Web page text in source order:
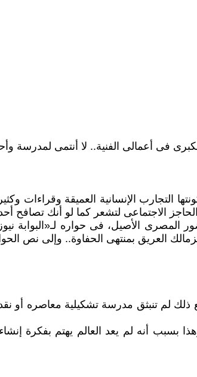
فى أعمالى الفنية.. لا أنتمى لمدرسة
التجارب الإنسانية العميقة وقراءات
الاجتماعى لتشعر كما لو أنك تصافح
المصرى الأصيل، فى حواره لـ«البوابة
العريق بمنتهى الحفاوة.. وإلى نص
ذلك لم تنبثق مدرسة تشكيلية معاصره
بسبب أنه لم يعد العالم يهتم بفكرة